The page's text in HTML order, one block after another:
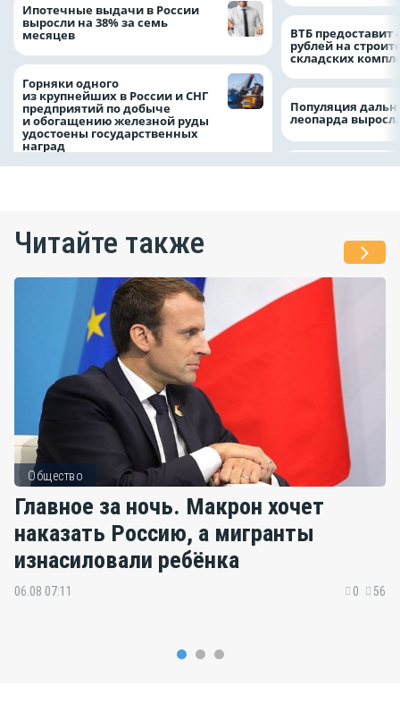
Ипотечные выдачи в России
выросли на 38% за семь
месяцев
Горняки одного
из крупнейших в России и СНГ
предприятий по добыче
и обогащению железной руды
удостоены государственных
наград
ВТБ предоставит
рублей на
складских
Популяция
леопарда
Читайте также
Общество
Главное за ночь. Макрон хочет
наказать Россию, а мигранты
изнасиловали ребёнка
06.08 07:11 0 56